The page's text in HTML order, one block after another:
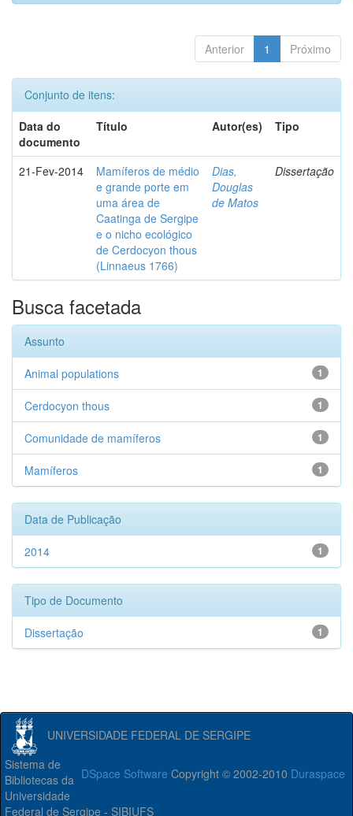
Anterior 1 Próximo
Conjunto de itens:
Data do
documento
Título Autor(es) Tipo
21-Fev-2014
Mamíferos de médio
e grande porte em
uma área de
Caatinga de Sergipe
e o nicho ecológico
de Cerdocyon thous
(Linnaeus 1766)
Dias,
Douglas
de Matos
Dissertação
Busca facetada
Assunto
1
Animal populations
1
Cerdocyon thous
1
Comunidade de mamíferos
1
Mamíferos
Data de Publicação
1
2014
Tipo de Documento
1
Dissertação
UNIVERSIDADE FEDERAL DE SERGIPE
DSpace Software Copyright © 2002-2010 Duraspace
Sistema de
Bibliotecas da
Universidade
Federal de Sergipe - SIBIUFS